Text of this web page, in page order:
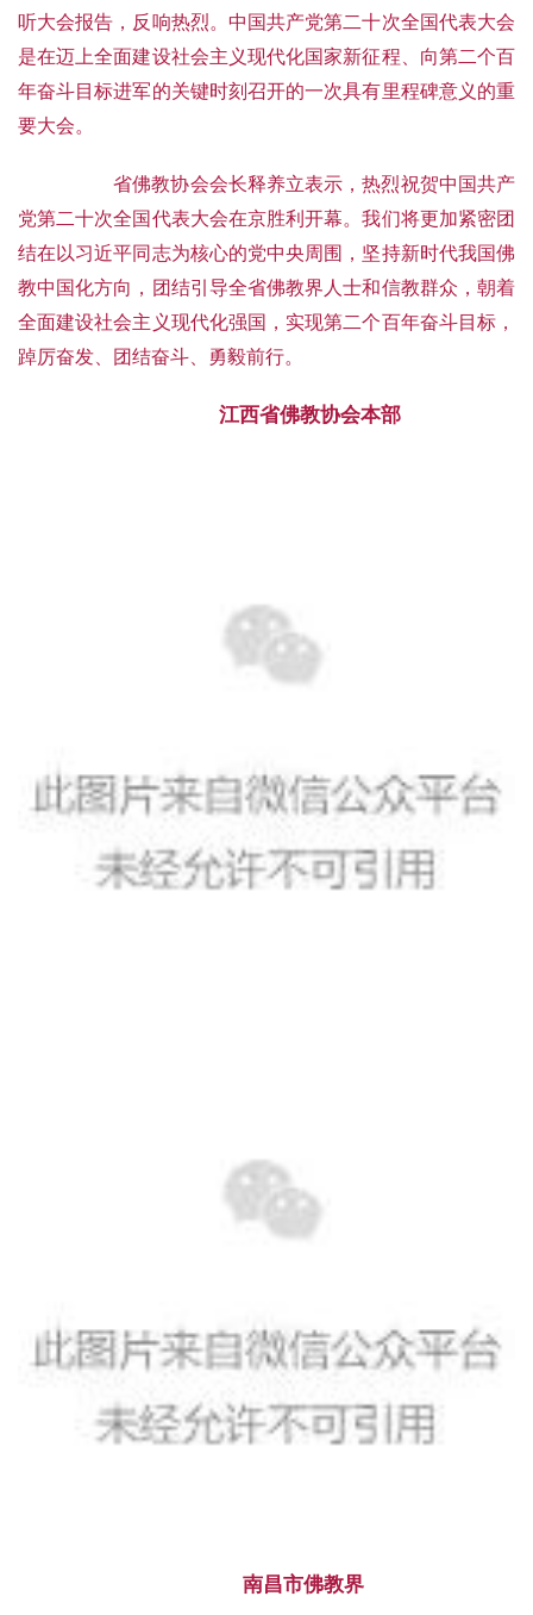
听大会报告，反响热烈。 中国共产党第二十次全国代表大会
是在迈上全面建设社会主义现代化国家新征程、向第二个百
年奋斗目标进军的关键时刻召开的一次具有里程碑意义的重
要大会。
省佛教协会会长释养立表示，热烈祝贺中国共产
党第二十次全国代表大会在京胜利开幕。我们将更加紧密团
结在以习近平同志为核心的党中央周围，坚持新时代我国佛
教中国化方向，团结引导全省佛教界人士和信教群众，朝着
全面建设社会主义现代化强国，实现第二个百年奋斗目标，
踔厉奋发、团结奋斗、勇毅前行。
江西省佛教协会本部
南昌市佛教界